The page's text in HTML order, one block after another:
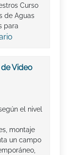
Curso
de Aguas
para
Video
el nivel
montaje
un campo